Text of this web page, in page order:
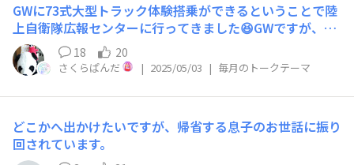
GWに73式大型トラック体験搭乗ができるということで陸
上自衛隊広報センターに行ってきました😆GWですが、適
度な混み具合でした😁 トラックに乗って駐屯地内を走
り、風が気持ちよく、貴重な体験でした👍ガタガタ揺れて
夫は少し酔ってましたが😅 トラック搭乗以外にも常設で
色々な車両展示や運転シミュレータなどがあり、無料なの
18 20
さくらぱんだ | 2025/05/03 | 毎月のトークテーマ
どこかへ出かけたいですが、帰省する息子のお世話に振り
回されています。